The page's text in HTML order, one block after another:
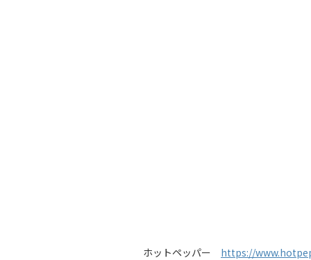
ホットペッパー https://